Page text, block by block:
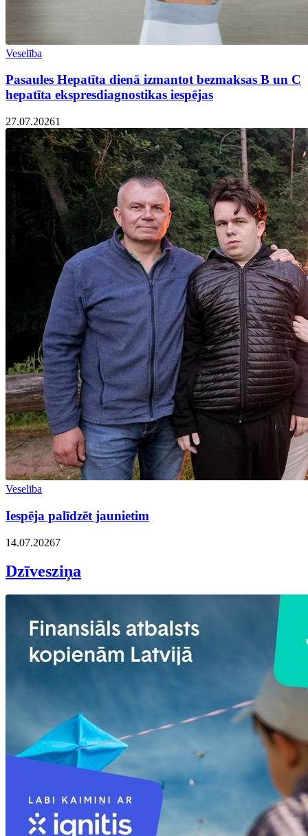
Veselība
Pasaules Hepatīta dienā izmantot bezmaksas B un C
hepatīta ekspresdiagnostikas iespējas
27.07.20261
Veselība
Iespēja palīdzēt jaunietim
14.07.20267
Dzīvesziņa